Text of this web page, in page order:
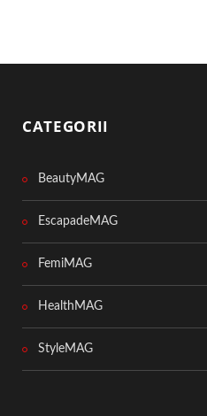
CATEGORII
BeautyMAG
EscapadeMAG
FemiMAG
HealthMAG
StyleMAG